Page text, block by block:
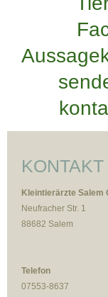
KONTAKT
Kleintierärzte Salem
Neufracher Str. 1
88682 Salem
Telefon
07553-8637